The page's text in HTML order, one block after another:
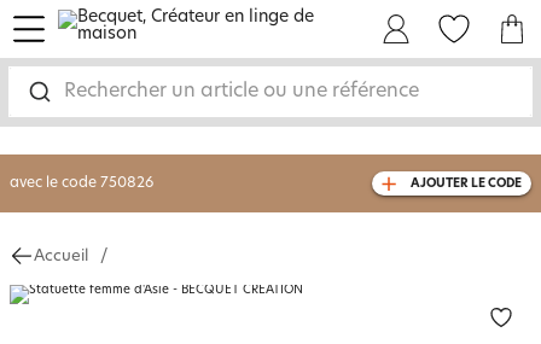
Rechercher un article ou une référence
menu
-30% sur votre commandedès 2 articles
livraison GRATUITEdès 110€ d'achat
avec le code 750826 AJOUTER LE CODE
Accueil